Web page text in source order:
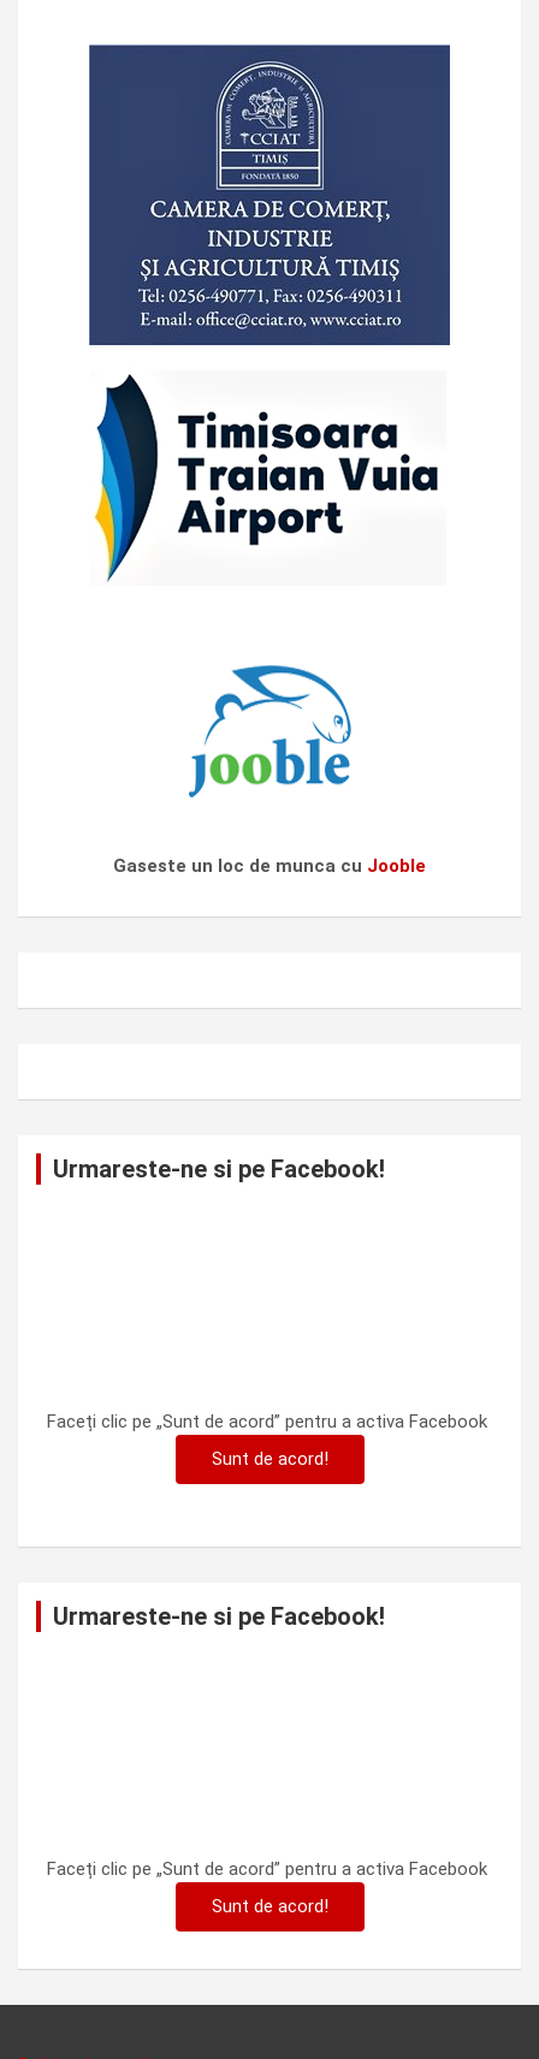
Gaseste un loc de munca cu Jooble
Urmareste-ne si pe Facebook!
Faceți clic pe „Sunt de acord” pentru a activa Facebook
Sunt de acord!
Urmareste-ne si pe Facebook!
Faceți clic pe „Sunt de acord” pentru a activa Facebook
Sunt de acord!